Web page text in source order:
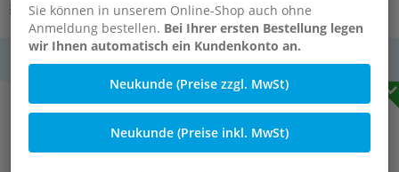
Sie können in unserem Online-Shop auch ohne
Anmeldung bestellen. Bei Ihrer ersten Bestellung legen
wir Ihnen automatisch ein Kundenkonto an.
Neukunde (Preise zzgl. MwSt)
Neukunde (Preise inkl. MwSt)
Andere Varianten des Artikels
MwSt.